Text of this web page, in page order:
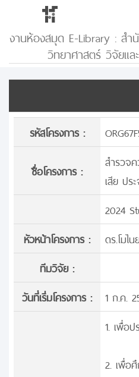
งานห้องสมุด E-Library : สำ
วิทยาศาสตร์ วิจัยแ
รหัสโครงการ :
ชื่อโครงการ :
สำรวจ
เสีย ปร
2024
หัวหน้าโครงการ :
ดร.โมไ
ทีมวิจัย :
วันที่เริ่มโครงการ :
1 ก.ค.
1. เพื่อ
2. เพื่อ